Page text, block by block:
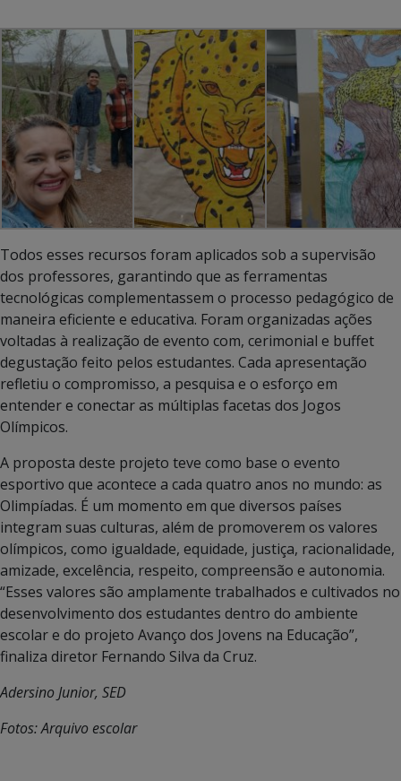
Todos esses recursos foram aplicados sob a supervisão
dos professores, garantindo que as ferramentas
tecnológicas complementassem o processo pedagógico de
maneira eficiente e educativa. Foram organizadas ações
voltadas à realização de evento com, cerimonial e buffet
degustação feito pelos estudantes. Cada apresentação
refletiu o compromisso, a pesquisa e o esforço em
entender e conectar as múltiplas facetas dos Jogos
Olímpicos.
A proposta deste projeto teve como base o evento
esportivo que acontece a cada quatro anos no mundo: as
Olimpíadas. É um momento em que diversos países
integram suas culturas, além de promoverem os valores
olímpicos, como igualdade, equidade, justiça, racionalidade,
amizade, excelência, respeito, compreensão e autonomia.
“Esses valores são amplamente trabalhados e cultivados no
desenvolvimento dos estudantes dentro do ambiente
escolar e do projeto Avanço dos Jovens na Educação”,
finaliza diretor Fernando Silva da Cruz.
Adersino Junior, SED
Fotos: Arquivo escolar